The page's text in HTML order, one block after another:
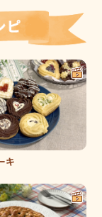
キ